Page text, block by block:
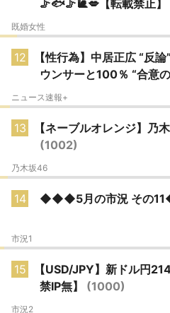
🦵🐟🦵🐌💋【転載禁止】
既婚女性
12
【性行為】中居正広 “反
ウンサーと100％ “合意
ニュース速報+
13
【ネーブルオレンジ】乃
(1002)
乃木坂46
14 ◆◆◆5月の市況 その
市況1
15
【USD/JPY】新ドル円
禁IP無】 (1000)
市況2